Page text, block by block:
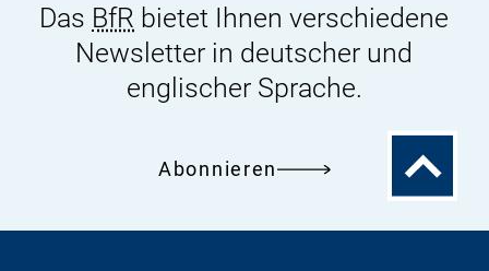
Das BfR bietet Ihnen verschiedene
Newsletter in deutscher und
englischer Sprache.
Abonnieren
Zum